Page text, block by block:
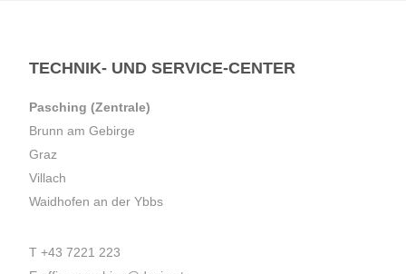
TECHNIK- UND SERVICE-CENTER
Pasching (Zentrale)
Brunn am Gebirge
Graz
Villach
Waidhofen an der Ybbs
T +43 7221 223